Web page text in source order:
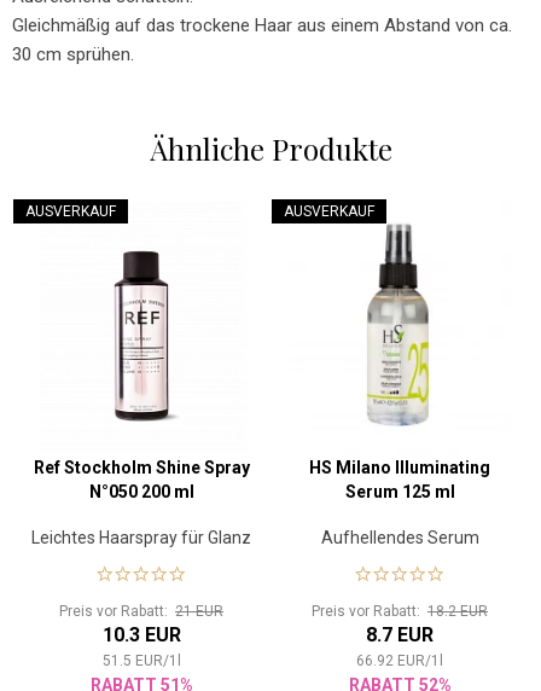
Gleichmäßig auf das trockene Haar aus einem Abstand von ca.
30 cm sprühen.
Ähnliche Produkte
AUSVERKAUF
Ref Stockholm Shine Spray
N°050 200 ml
Leichtes Haarspray für Glanz
Preis vor Rabatt: 21 EUR
10.3 EUR
51.5 EUR/1
RABATT 51%
AUSVERKAUF
HS Milano Illuminating
Serum 125 ml
Aufhellendes Serum
Preis vor Rabatt: 18.2 EUR
8.7 EUR
66.92 EUR/1
RABATT 52%